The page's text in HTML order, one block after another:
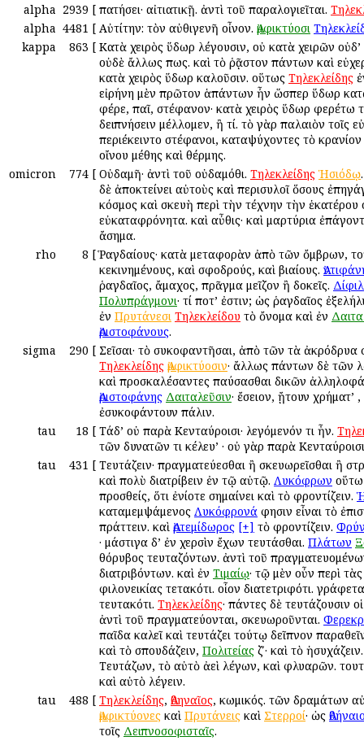
alpha 2939 [ Ἀπατήσει· αἰτιατικῇ. ἀντὶ τοῦ παραλογιεῖται.
alpha 4481 [ Αὐτίτην: τὸν αὐθιγενῆ οἶνον. Ἀμφικτύοσι
kappa
863 [ Κατὰ χειρὸς ὕδωρ λέγουσιν, οὐ κατὰ χειρῶν οὐδ’
οὐδὲ ἄλλως πως. καὶ τὸ ῥᾷστον πάντων καὶ
κατὰ χειρὸς ὕδωρ καλοῦσιν. οὕτως Τηλεκλείδης
εἰρήνη μὲν πρῶτον ἁπάντων ἦν ὥσπερ ὕδωρ
φέρε, παῖ, στέφανον· κατὰ χειρὸς ὕδωρ φερέτω
δειπνήσειν μέλλομεν, ἢ τί. τὸ γὰρ παλαιὸν τοῖς
περιέκειντο στέφανοι, καταψύχοντες τὸ
οἴνου μέθης καὶ θέρμης.
omicron
774 [ Οὐδαμῆ· ἀντὶ τοῦ οὐδαμόθι. Τηλεκλείδης Ἡσιόδῳ
δὲ ἀποκτείνει αὐτοὺς καὶ περισυλοῖ ὅσους
κόσμος καὶ σκευὴ περὶ τὴν τέχνην τὴν
εὐκαταφρόνητα. καὶ αὖθις· καὶ μαρτύρια
ἄσημα.
rho
8 [ Ῥαγδαίους· κατὰ μεταφορὰν ἀπὸ τῶν ὄμβρων,
κεκινημένους, καὶ σφοδρούς, καὶ βιαίους.
ῥαγδαῖος, ἄμαχος, πρᾶγμα μεῖζον ἢ δοκεῖς.
Πολυπράγμονι· τί ποτ’ ἐστιν; ὡς ῥαγδαῖος
ἐν Πρυτάνεσι Τηλεκλείδου τὸ ὄνομα καὶ ἐν
Ἀριστοφάνους.
sigma
290 [ Σεῖσαι· τὸ συκοφαντῆσαι, ἀπὸ τῶν τὰ ἀκρόδρυα
Τηλεκλείδης Ἀμφικτύοσιν· ἄλλως πάντων δὲ τῶν
καὶ προσκαλέσαντες παύσασθαι δικῶν
Ἀριστοφάνης Δαιταλεῦσιν· ἔσειον, ᾔτουν χρήματ’
ἐσυκοφάντουν πάλιν.
tau
18 [ Τάδ’ οὐ παρὰ Κενταύροισι· λεγόμενόν τι ἦν.
τῶν δυνατῶν τι κέλευ’ · οὐ γὰρ παρὰ
tau
431 [ Τευτάζειν· πραγματεύεσθαι ἢ σκευωρεῖσθαι ἢ
καὶ πολὺ διατρίβειν ἐν τῷ αὐτῷ. Λυκόφρων
προσθείς, ὅτι ἐνίοτε σημαίνει καὶ τὸ φροντίζειν.
καταμεμψάμενος Λυκόφρονά φησιν εἶναι τὸ
πράττειν. καὶ Ἀρτεμίδωρος [+] τὸ φροντίζειν.
· μάστιγα δ’ ἐν χερσὶν ἔχων τευτάσθαι. Πλάτων
θόρυβος τευταζόντων. ἀντὶ τοῦ
διατριβόντων. καὶ ἐν Τιμαίῳ· τῷ μὲν οὖν περὶ
φιλονεικίας τετακότι. οἷον διατετριφότι.
τευτακότι. Τηλεκλείδης· πάντες δὲ τευτάζουσιν
ἀντὶ τοῦ πραγματεύονται, σκευωροῦνται.
παῖδα καλεῖ καὶ τευτάζει τούτῳ δεῖπνον
καὶ τὸ σπουδάζειν, Πολιτείας ζʹ· καὶ τὸ
Τευτάζων, τὸ αὐτὸ ἀεὶ λέγων, καὶ φλυαρῶν.
καὶ αὐτὸ λέγειν.
tau
488 [ Τηλεκλείδης, Ἀθηναῖος, κωμικός. τῶν δραμάτων
Ἀμφικτύονες καὶ Πρυτάνεις καὶ Στερροί· ὡς
τοῖς Δειπνοσοφισταῖς.